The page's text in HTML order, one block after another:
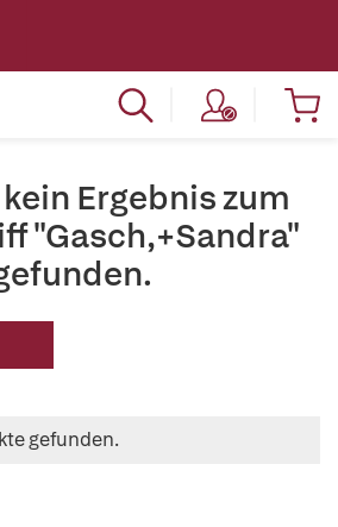
Ergebnis zum
"Gasch,+Sandra"
gefunden.